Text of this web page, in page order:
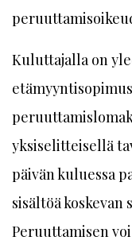
Kuluttajalla on
yksiselitteisellä
päivän kuluessa
sisältöä koskevan
Peruuttamisen